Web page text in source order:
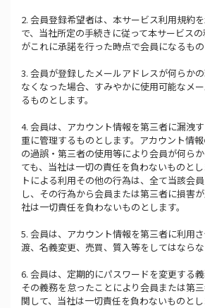
2. 会員登録希望者は、本サービス利用規約
で、当社所定の手続きに従って本サービス
がこれに承諾を行った時点で会員になるもの
3. 会員が登録したメールアドレスが何らか
なくなった場合、すみやかに使用可能なメ
るものとします。
4. 会員は、アカウント情報を第三者に漏洩
重に管理するものとします。アカウント情
の過誤・第三者の使用等により会員が何ら
ても、当社は一切の責任を負わないものと
トによる利用その他の行為は、全て当該会
し、その行為から会員または第三者に損害
社は一切責任を負わないものとします。
5. 会員は、アカウント情報を第三者に利用
渡、名義変更、売買、質入等をしてはならな
6. 会員は、定期的にパスワードを変更する義
その義務を怠ったことにより会員または第
関して、当社は一切責任を負わないものとし